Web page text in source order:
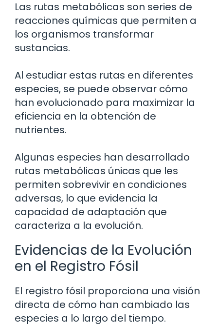
Las rutas metabólicas son series de
reacciones químicas que permiten a
los organismos transformar
sustancias.
Al estudiar estas rutas en diferentes
especies, se puede observar cómo
han evolucionado para maximizar la
eficiencia en la obtención de
nutrientes.
Algunas especies han desarrollado
rutas metabólicas únicas que les
permiten sobrevivir en condiciones
adversas, lo que evidencia la
capacidad de adaptación que
caracteriza a la evolución.
Evidencias de la Evolución
en el Registro Fósil
El registro fósil proporciona una visión
directa de cómo han cambiado las
especies a lo largo del tiempo.